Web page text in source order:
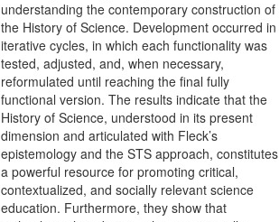
understanding the contemporary construction of
the History of Science. Development occurred in
iterative cycles, in which each functionality was
tested, adjusted, and, when necessary,
reformulated until reaching the final fully
functional version. The results indicate that the
History of Science, understood in its present
dimension and articulated with Fleck’s
epistemology and the STS approach, constitutes
a powerful resource for promoting critical,
contextualized, and socially relevant science
education. Furthermore, they show that